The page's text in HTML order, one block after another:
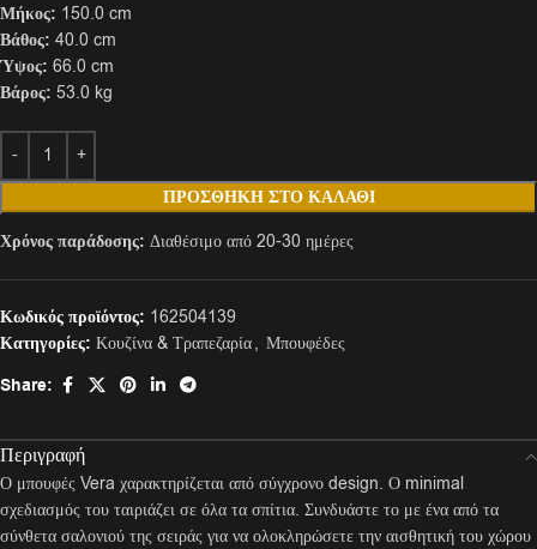
Μήκος: 150.0 cm
Βάθος: 40.0 cm
Ύψος: 66.0 cm
Βάρος: 53.0 kg
ΠΡΟΣΘΉΚΗ ΣΤΟ ΚΑΛΆΘΙ
Χρόνος παράδοσης: Διαθέσιμο από 20-30 ημέρες
Κωδικός προϊόντος: 162504139
Κατηγορίες: Κουζίνα & Τραπεζαρία, Μπουφέδες
Share:
Περιγραφή
Ο μπουφές Vera χαρακτηρίζεται από σύγχρονο design. Ο minimal
σχεδιασμός του ταιριάζει σε όλα τα σπίτια. Συνδυάστε το με ένα από τα
σύνθετα σαλονιού της σειράς για να ολοκληρώσετε την αισθητική του χώρου